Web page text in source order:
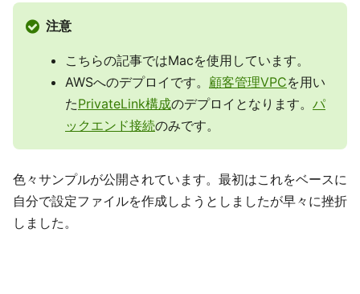
注意
こちらの記事ではMacを使用しています。
AWSへのデプロイです。 顧客管理VPCを用い
たPrivateLink構成のデプロイとなります。 パ
ックエンド接続のみです。
色々サンプルが公開されています。最初はこれをベースに
自分で設定ファイルを作成しようとしましたが早々に挫折
しました。